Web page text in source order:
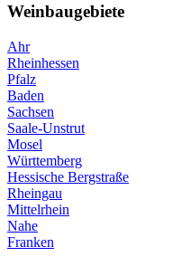
Weinbaugebiete
Ahr
Rheinhessen
Pfalz
Baden
Sachsen
Saale-Unstrut
Mosel
Württemberg
Hessische Bergstraße
Rheingau
Mittelrhein
Nahe
Franken